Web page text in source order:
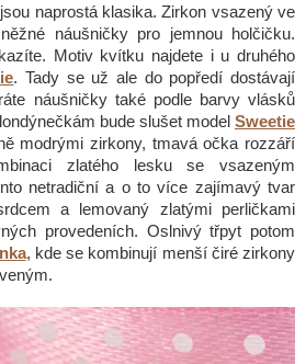
naprostá klasika. Zirkon vsazený ve
náušničky pro jemnou holčičku.
Motiv kvítku najdete i u druhého
. Tady se už ale do popředí dostávají
náušničky také podle barvy vlásků
bude slušet model Sweetie
modrými zirkony, tmavá očka rozzáří
zlatého lesku se vsazeným
netradiční a o to více zajímavý tvar
a lemovaný zlatými perličkami
provedeních. Oslnivý třpyt potom
, kde se kombinují menší čiré zirkony